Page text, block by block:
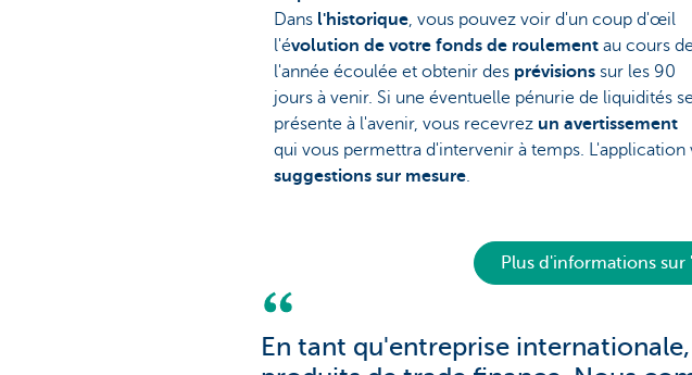
Dans l'historique , vous pouvez voir d'un coup d'œil
l'évolution de votre fonds de roulement au cours de
l'année écoulée et obtenir des prévisions sur les 90
jours à venir. Si une éventuelle pénurie de liquidités se
présente à l'avenir, vous recevrez un avertissement
qui vous permettra d'intervenir à temps.
suggestions sur mesure
Plus d'informations sur
En tant qu'entreprise